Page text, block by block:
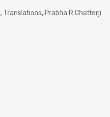
Translations, Prabha R Chatterji